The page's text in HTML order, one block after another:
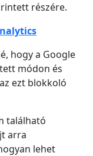
részére.
hogy a Google
módon és
ezt blokkoló
található
arra
lehet